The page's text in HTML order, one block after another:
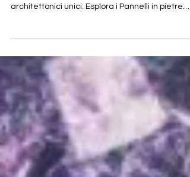
architettonici
architettonici unici. Esplora i Pannelli in pietre
semipreziose oggi!